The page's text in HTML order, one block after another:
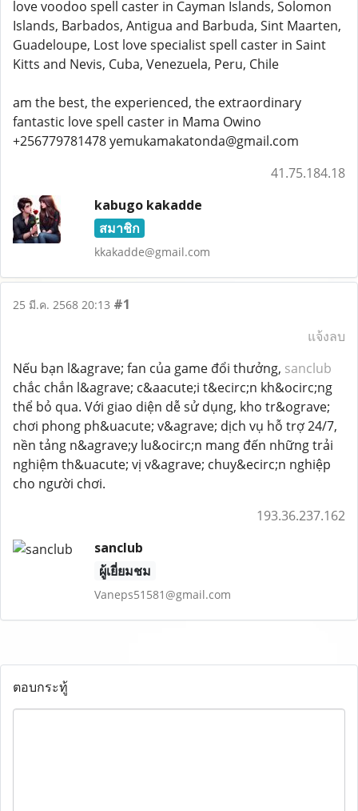
love voodoo spell caster in Cayman Islands, Solomon
Islands, Barbados, Antigua and Barbuda, Sint Maarten,
Guadeloupe, Lost love specialist spell caster in Saint
Kitts and Nevis, Cuba, Venezuela, Peru, Chile
am the best, the experienced, the extraordinary
fantastic love spell caster in Mama Owino
+256779781478 yemukamakatonda@gmail.com
41.75.184.18
kabugo kakadde
สมาชิก
kkakadde@gmail.com
25 มี.ค. 2568 20:13 #1
แจ้งลบ
Nếu bạn l&agrave; fan của game đổi thưởng, sanclub
chắc chắn l&agrave; c&aacute;i t&ecirc;n kh&ocirc;ng
thể bỏ qua. Với giao diện dễ sử dụng, kho tr&ograve;
chơi phong ph&uacute; v&agrave; dịch vụ hỗ trợ 24/7,
nền tảng n&agrave;y lu&ocirc;n mang đến những trải
nghiệm th&uacute; vị v&agrave; chuy&ecirc;n nghiệp
cho người chơi.
193.36.237.162
sanclub
ผู้เยี่ยมชม
Vaneps51581@gmail.com
ตอบกระทู้